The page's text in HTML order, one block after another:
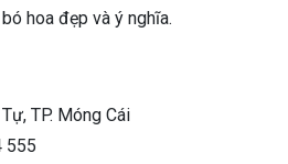
hoa đẹp và ý nghĩa.
TP. Móng Cái
555